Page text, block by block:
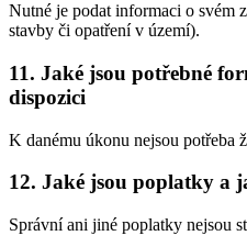
Nutné je podat informaci o svém
stavby či opatření v území).
11. Jaké jsou potřebné
dispozici
K danému úkonu nejsou potřeba
12. Jaké jsou poplatky a
Správní ani jiné poplatky nejsou